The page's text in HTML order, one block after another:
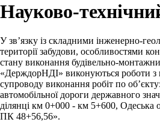
Науково-
У зв’язку із складними інженерно-
території забудови, особливостями
стану виконання будівельно-
«ДерждорНДІ» виконуються роботи з
супроводу виконання робіт по
автомобільної дороги державного
ділянці км 0+000 - км 5+600, Одеська
ПК 48+56,56».